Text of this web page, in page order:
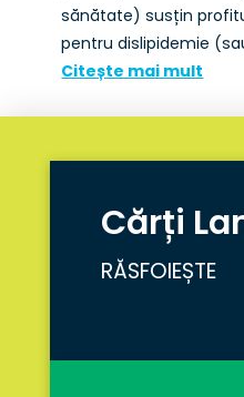
sănătate) susțin
pentru dislipidemie
Citește mai mult
Cărți
RĂSFOIEȘTE